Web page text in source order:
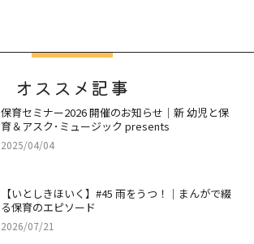
オススメ記事
保育セミナー2026 開催のお知らせ｜新 幼児と保
育＆アスク･ミュージック presents
2025/04/04
【いとしきほいく】#45 雨をうつ！｜まんがで綴
る保育のエピソード
2026/07/21